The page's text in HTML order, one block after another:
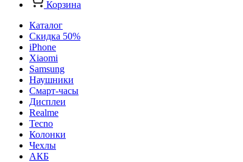
Корзина
Каталог
Скидка 50%
iPhone
Xiaomi
Samsung
Наушники
Смарт-часы
Дисплеи
Realme
Tecno
Колонки
Чехлы
АКБ